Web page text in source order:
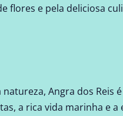
flores e pela deliciosa
Angra dos
a rica vida marinha